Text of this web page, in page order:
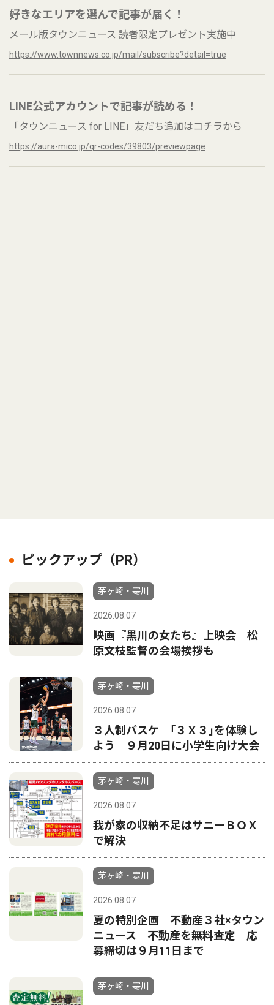
好きなエリアを選んで記事が届く！
メール版タウンニュース 読者限定プレゼント実施中
https://www.townnews.co.jp/mail/subscribe?detail=true
LINE公式アカウントで記事が読める！
「タウンニュース for LINE」友だち追加はコチラから
https://aura-mico.jp/qr-codes/39803/previewpage
ピックアップ（PR）
茅ヶ崎・寒川
2026.08.07
映画『黒川の女たち』上映会 松
原文枝監督の会場挨拶も
茅ヶ崎・寒川
2026.08.07
３人制バスケ ｢３Ｘ３｣を体験し
よう ９月20日に小学生向け大会
茅ヶ崎・寒川
2026.08.07
我が家の収納不足はサニーＢＯＸ
で解決
茅ヶ崎・寒川
2026.08.07
夏の特別企画 不動産３社×タウン
ニュース 不動産を無料査定 応
募締切は９月11日まで
茅ヶ崎・寒川